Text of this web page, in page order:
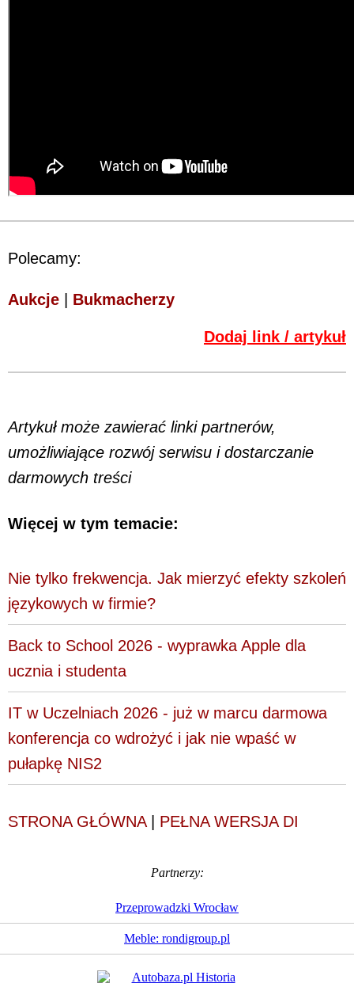
Polecamy:
Aukcje | Bukmacherzy
Dodaj link / artykuł
Artykuł może zawierać linki partnerów,
umożliwiające rozwój serwisu i dostarczanie
darmowych treści
Więcej w tym temacie:
Nie tylko frekwencja. Jak mierzyć efekty szkoleń
językowych w firmie?
Back to School 2026 - wyprawka Apple dla
ucznia i studenta
IT w Uczelniach 2026 - już w marcu darmowa
konferencja co wdrożyć i jak nie wpaść w
pułapkę NIS2
STRONA GŁÓWNA| PEŁNA WERSJA DI
Partnerzy:
Przeprowadzki Wrocław
Meble: rondigroup.pl